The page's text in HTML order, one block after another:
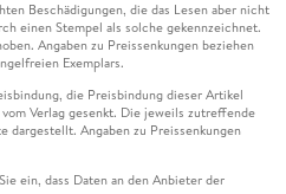
Beschädigungen, die das Lesen aber nicht
einen Stempel als solche gekennzeichnet.
Angaben zu Preissenkungen beziehen
Exemplars.
die Preisbindung dieser Artikel
Verlag gesenkt. Die jeweils zutreffende
Angaben zu Preissenkungen
ein, dass Daten an den Anbieter der